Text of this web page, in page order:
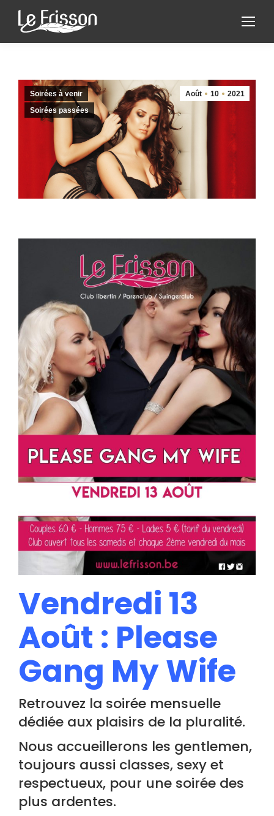
Août 10 2021
Soirées à venir
Soirées passées
Vendredi 13
Août : Please
Gang My Wife
Retrouvez la soirée mensuelle
dédiée aux plaisirs de la pluralité.
Nous accueillerons les gentlemen,
toujours aussi classes, sexy et
respectueux, pour une soirée des
plus ardentes.